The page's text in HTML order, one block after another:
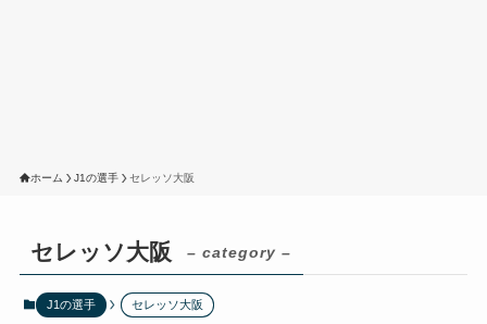
ホーム J1の選手 セレッソ大阪
セレッソ大阪 – category –
J1の選手 セレッソ大阪